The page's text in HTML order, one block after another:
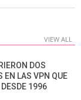
VIEW ALL
DOS
EN LAS VPN QUE
1996